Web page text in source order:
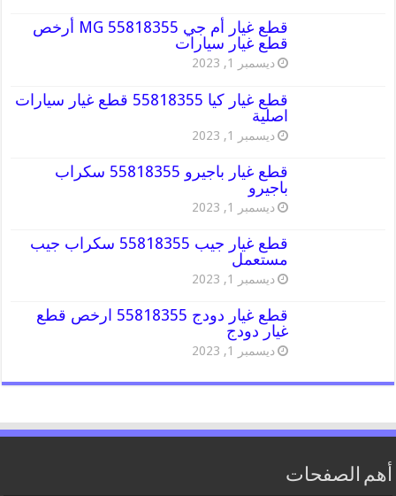
قطع غيار أم جي MG 55818355 أرخص
قطع غيار سيارات
ديسمبر 1, 2023
قطع غيار كيا 55818355 قطع غيار سيارات
اصلية
ديسمبر 1, 2023
قطع غيار باجيرو 55818355 سكراب
باجيرو
ديسمبر 1, 2023
قطع غيار جيب 55818355 سكراب جيب
مستعمل
ديسمبر 1, 2023
قطع غيار دودج 55818355 ارخص قطع
غيار دودج
ديسمبر 1, 2023
أهم الصفحات